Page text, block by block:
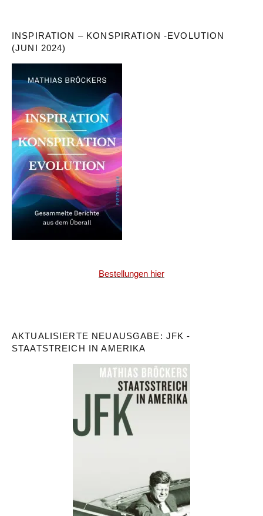
INSPIRATION – KONSPIRATION -EVOLUTION
(JUNI 2024)
Bestellungen hier
AKTUALISIERTE NEUAUSGABE: JFK -
STAATSTREICH IN AMERIKA